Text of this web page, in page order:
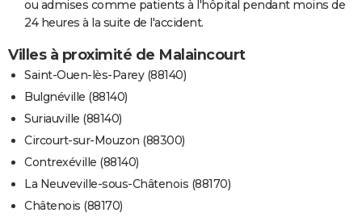
ou admises comme patients à l'hôpital pendant moins de
24 heures à la suite de l'accident.
Villes à proximité de Malaincourt
Saint-Ouen-lès-Parey (88140)
Bulgnéville (88140)
Suriauville (88140)
Circourt-sur-Mouzon (88300)
Contrexéville (88140)
La Neuveville-sous-Châtenois (88170)
Châtenois (88170)